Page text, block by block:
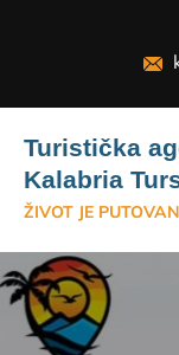
Turistička
Kalabria
ŽIVOT JE